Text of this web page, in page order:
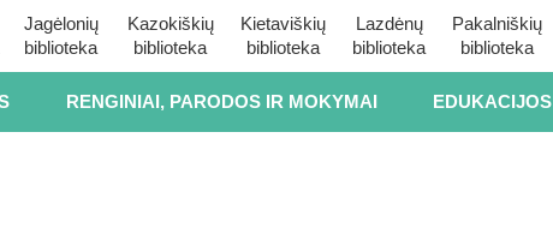
Jagėlonių
biblioteka
Kazokiškių
biblioteka
Kietaviškių
biblioteka
Lazdėnų
biblioteka
Pakalniškių
biblioteka
RENGINIAI, PARODOS IR MOKYMAI EDUKACIJOS